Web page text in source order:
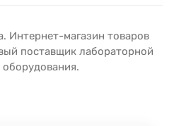
Интернет-магазин товаров
поставщик лабораторной